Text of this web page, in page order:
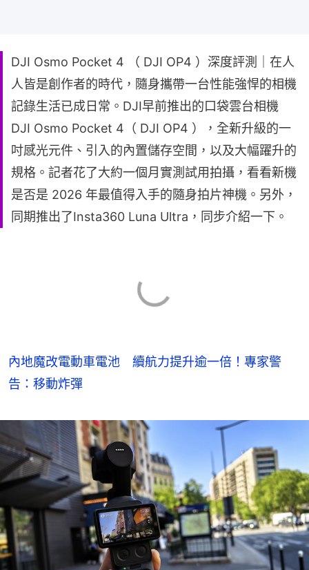
DJI Osmo Pocket 4 （ DJI OP4 ）深度評測｜在人
人皆是創作者的時代，隨身攜帶一台性能強悍的相機
記錄生活已成日常。DJI早前推出的口袋雲台相機
DJI Osmo Pocket 4（ DJI OP4 ），全新升級的一
吋感光元件、引入的內置儲存空間，以及大幅躍升的
規格。記者花了大約一個月實測試用拍攝，看看新機
是否是 2026 年最值得入手的隨身拍片神機。另外，
同期推出了Insta360 Luna Ultra，同步介紹一下。
內地魔改電動車電池 續航力提升逾一倍！專家警
告：移動炸彈